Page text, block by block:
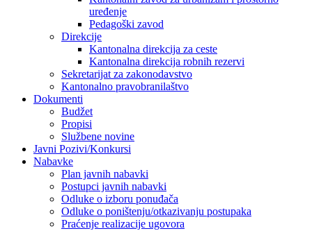
uređenje
Pedagoški zavod
Direkcije
Kantonalna direkcija za ceste
Kantonalna direkcija robnih rezervi
Sekretarijat za zakonodavstvo
Kantonalno pravobranilaštvo
Dokumenti
Budžet
Propisi
Službene novine
Javni Pozivi/Konkursi
Nabavke
Plan javnih nabavki
Postupci javnih nabavki
Odluke o izboru ponuđača
Odluke o poništenju/otkazivanju postupaka
Praćenje realizacije ugovora